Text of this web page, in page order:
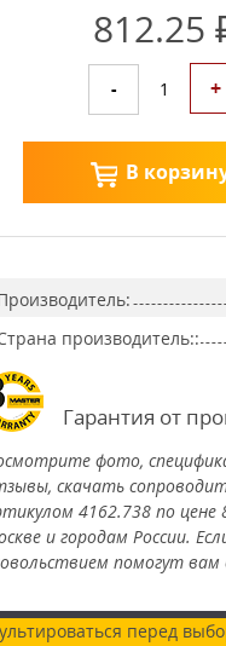
812.25
- 1 +
В
производитель::
Гарантия от
фото,
скачать
4162.738 по
и городам России.
помогут вам
перед